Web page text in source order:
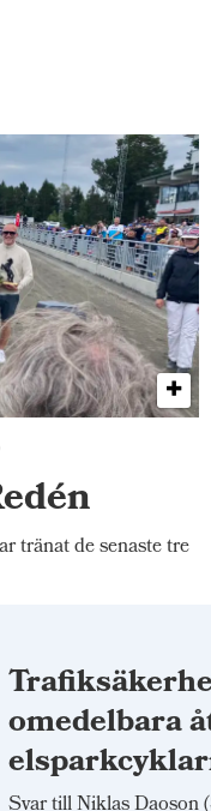
tränat de senaste tre
omedelbara